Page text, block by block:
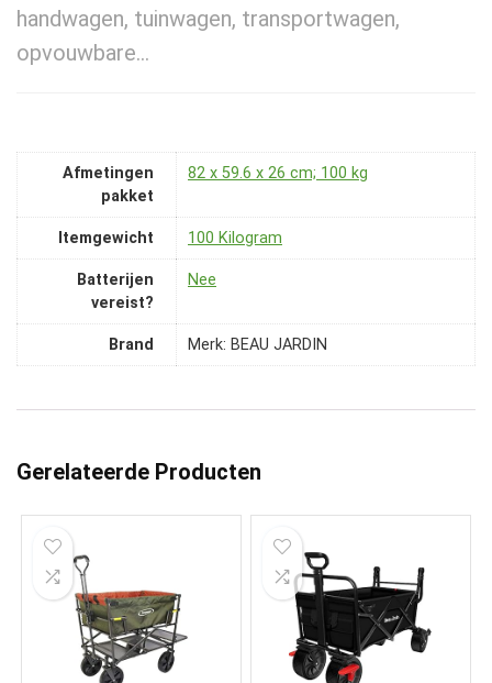
handwagen, tuinwagen, transportwagen,
opvouwbare…
Afmetingen
pakket
‎82 x 59.6 x 26 cm; 100 kg
Itemgewicht ‎100 Kilogram
Batterijen
vereist?
‎Nee
Brand Merk: BEAU JARDIN
Gerelateerde Producten